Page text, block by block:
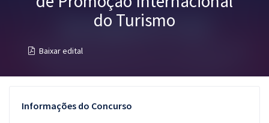
Mentorias
Conteúdo gratuito
do Turismo
Baixar edital
Informações do Concurso